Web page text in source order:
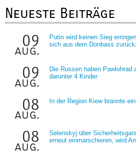
Neueste Beiträge
09
aug.
Putin wird keinen Sieg
sich aus dem Donbass
09
aug.
Die Russen haben Pawlohrad
darunter 4 Kinder
08
aug.
In der Region Kiew brannte
08
aug.
Selenskyj über
erneut einmarschieren, wird